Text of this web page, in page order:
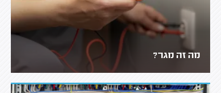
מה זה מגר?